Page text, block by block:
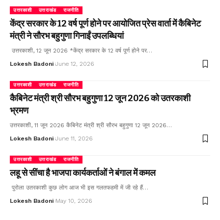
उत्तरकाशी उत्तराखंड राजनीति
केंद्र सरकार के 12 वर्ष पूर्ण होने पर आयोजित प्रेस वार्ता में कैबिनेट
मंत्री ने सौरभ बहुगुणा गिनाईं उपलब्धियां
उत्तरकाशी, 12 जून 2026 *केंद्र सरकार के 12 वर्ष पूर्ण होने पर…
Lokesh Badoni June 12, 2026
उत्तरकाशी उत्तराखंड राजनीति
कैबिनेट मंत्री श्री सौरभ बहुगुणा 12 जून 2026 को उतरकाशी
भ्रमण
उत्तरकाशी, 11 जून 2026 कैबिनेट मंत्री श्री सौरभ बहुगुणा 12 जून 2026…
Lokesh Badoni June 11, 2026
उत्तरकाशी उत्तराखंड राजनीति
लहू से सींचा है भाजपा कार्यकर्ताओं ने बंगाल में कमल
पुरोला उतरकाशी कुछ लोग आज भी इस गलतफहमी में जी रहे हैं…
Lokesh Badoni May 10, 2026